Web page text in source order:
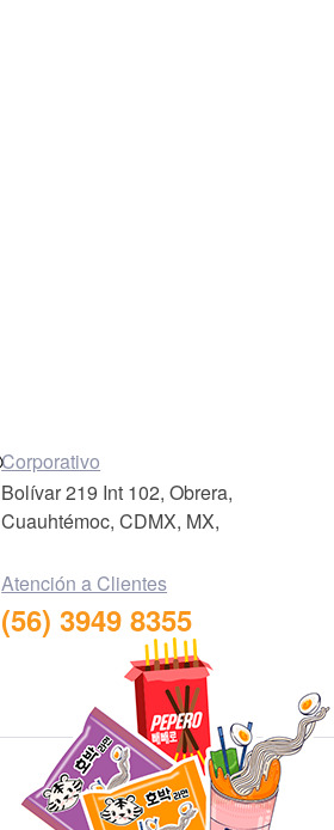
Corporativo
Bolívar 219 Int 102, Obrera,
Cuauhtémoc, CDMX, MX,
Atención a Clientes
(56) 3949 8355